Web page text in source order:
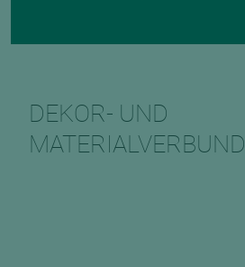
DEKOR- UND
MATERIALVERBUND